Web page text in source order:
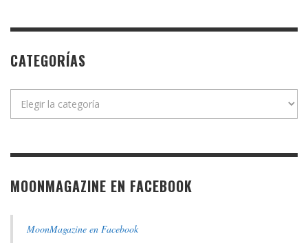
CATEGORÍAS
MOONMAGAZINE EN FACEBOOK
MoonMagazine en Facebook